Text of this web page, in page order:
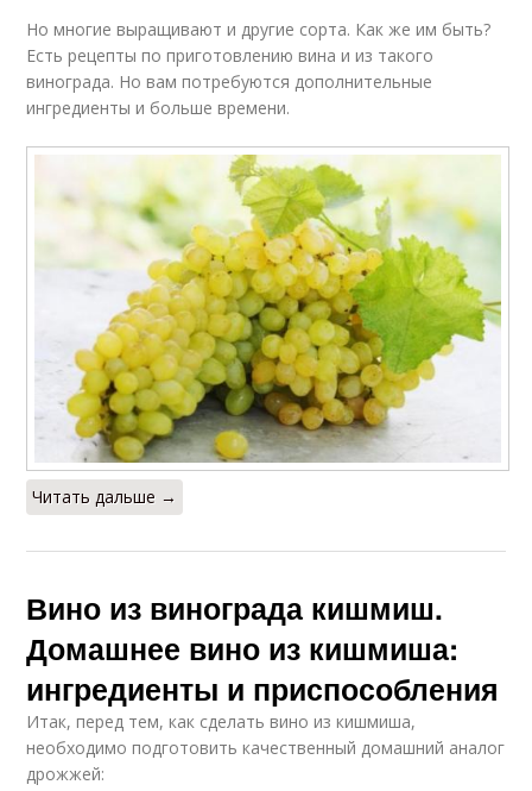
Но многие выращивают и другие сорта. Как же им быть?
Есть рецепты по приготовлению вина и из такого
винограда. Но вам потребуются дополнительные
ингредиенты и больше времени.
Читать дальше →
Вино из винограда кишмиш.
Домашнее вино из кишмиша:
ингредиенты и приспособления
Итак, перед тем, как сделать вино из кишмиша,
необходимо подготовить качественный домашний аналог
дрожжей: